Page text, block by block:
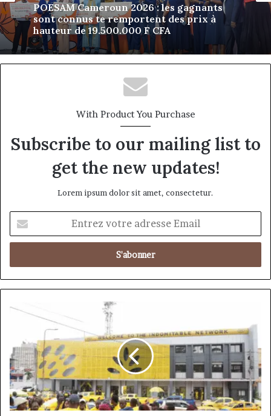
Orange Business Cameroun : l’IA comme
levier de performance pour les
entreprises camerounaises
With Product You Purchase
Subscribe to our mailing list to
get the new updates!
Lorem ipsum dolor sit amet, consectetur.
votre
adresse
«
Cameroon
25
ans
de
leadership
et